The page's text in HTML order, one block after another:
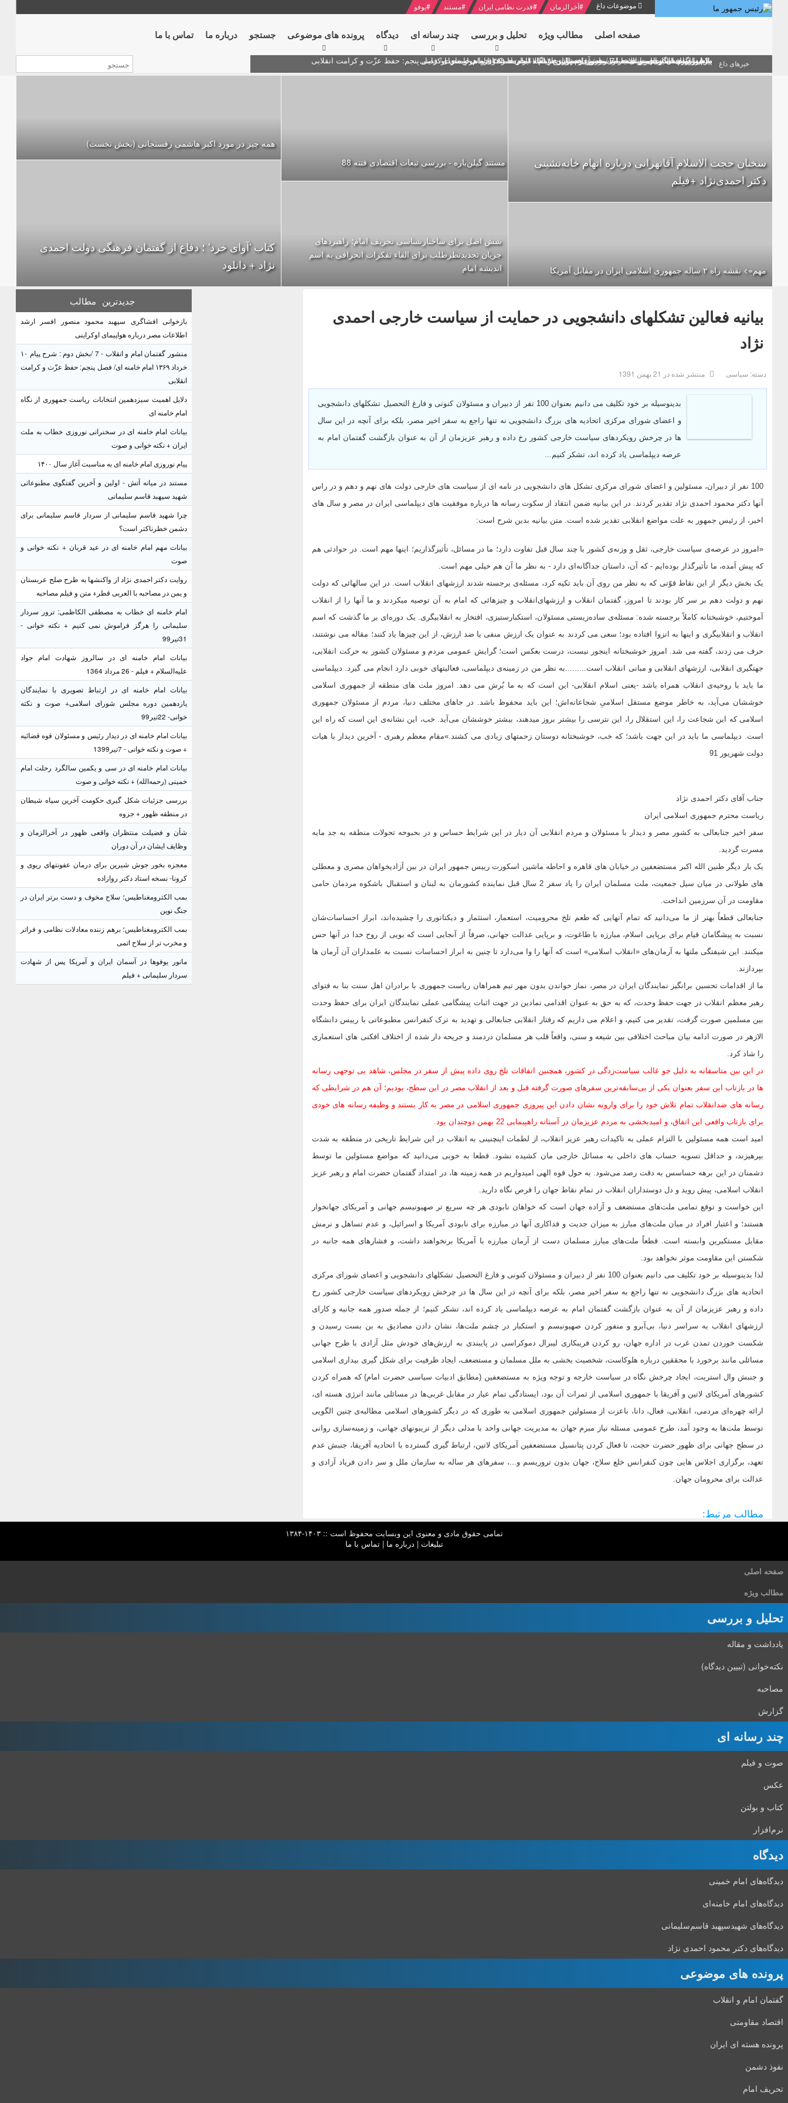
موضوعات داغ #آخرالزمان #قدرت نظامی ایران #مستند #یوفو
صفحه اصلی مطالب ویژه تحلیل و بررسی چند رسانه ای دیدگاه‌ پرونده های موضوعی جستجو درباره ما تماس با ما
خبرهای داغ منشور گفتمان امام و انقلاب - 7 /بخش دوم : شرح پیام ۱۰ خرداد ۱۳۶۹ امام خامنه ای/ فصل پنجم: حفظ عزّت و کرامت انقلابی
بازخوانی افشاگری سپهبد محمود منصور افسر ارشد اطلاعات مصر درباره هواپیمای اوکراینی
دلایل اهمیت سیزدهمین انتخابات ریاست جمهوری از نگاه امام خامنه ای
بیانات امام خامنه ای در سخنرانی نوروزی خطاب به ملت ایران + نکته خوانی و صوت
پیام نوروزی امام خامنه ای به مناسبت آغاز سال ۱۴۰۰
سخنان حجت الاسلام آقاتهرانی درباره اتهام خانه‌نشینی
دکتر احمدی‌نژاد +فیلم
مهم=> نقشه راه ۲ ساله جمهوری اسلامی ایران در مقابل آمریکا
مستند گیلن‌باره - بررسی تبعات اقتصادی فتنه 88
شش اصل برای ساختارشناسی تحريف امام؛ راهبردهای
جریان تجدیدنظرطلب برای القاء تفکرات انحرافی به اسم
اندیشه امام
همه چیز در مورد اکبر هاشمی رفسنجانی (بخش نخست)
کتاب 'آوای خرد' ؛ دفاع از گفتمان فرهنگی دولت احمدی
نژاد + دانلود
بیانیه فعالین تشکلهای دانشجویی در حمایت از سیاست خارجی احمدی
نژاد
دسته: سیاسی منتشر شده در 21 بهمن 1391
بدینوسیله بر خود تکلیف می دانیم بعنوان 100 نفر از دبیران و مسئولان کنونی و فارغ التحصیل تشکلهای دانشجویی
و اعضای شورای مرکزی اتحادیه های بزرگ دانشجویی نه تنها راجع به سفر اخیر مصر، بلکه برای آنچه در این سال
ها در چرخش رویکردهای سیاست خارجی کشور رخ داده و رهبر عزیزمان از آن به عنوان بازگشت گفتمان امام به
عرصه دیپلماسی یاد کرده اند، تشکر کنیم...
100 نفر از دبیران، مسئولین و اعضای شورای مرکزی تشکل های دانشجویی در نامه ای از سیاست های خارجی دولت های نهم و دهم و در راس
آنها دکتر محمود احمدی نژاد تقدیر کردند. در این بیانیه ضمن انتقاد از سکوت رسانه ها درباره موفقیت های دیپلماسی ایران در مصر و سال های
اخیر، از رئیس جمهور به علت مواضع انقلابی تقدیر شده است. متن بیانیه بدین شرح است:
«امروز در عرصه‌‌ى سیاست خارجى، ثقل و وزنه‌‌ى کشور با چند سال قبل تفاوت دارد؛ ما در مسائل، تأثیرگذاریم؛ اینها مهم است. در حوادثى هم
که پیش آمده، ما تأثیرگذار بوده‌‌ایم - که آن، داستان جداگانه‌‌اى دارد - به نظر ما آن هم خیلى مهم است.
یک بخش دیگر از این نقاط قوّتى که به نظر من روى آن باید تکیه کرد، مسئله‌‌ى برجسته شدند ارزشهاى انقلاب است. در این سالهائى که دولت
نهم و دولت دهم بر سر کار بودند تا امروز، گفتمان انقلاب و ارزشهاى‌‌انقلاب و چیزهائى که امام به آن توصیه میکردند و ما آنها را از انقلاب
آموختیم، خوشبختانه کاملاً برجسته شده: مسئله‌‌ى ساده‌‌زیستى مسئولان، استکبارستیزى، افتخار به انقلابیگرى. یک دوره‌‌اى بر ما گذشت که اسم
انقلاب و انقلابیگرى و اینها به انزوا افتاده بود؛ سعى می کردند به عنوان یک ارزش منفى یا ضد ارزش، از این چیزها یاد کنند؛ مقاله می نوشتند،
حرف می زدند، گفته می شد. امروز خوشبختانه اینجور نیست، درست بعکس است؛ گرایش عمومى مردم و مسئولان کشور به حرکت انقلابى،
جهتگیرى انقلابى، ارزشهاى انقلابى و مبانى انقلاب است.........به نظر من در زمینه‌‌ى دیپلماسى، فعالیتهاى خوبى دارد انجام می گیرد. دیپلماسى
ما باید با روحیه‌‌ى انقلاب همراه باشد -یعنى اسلام انقلابى- این است که به ما بُرش می دهد. امروز ملت هاى منطقه از جمهورى اسلامى
خوششان مى‌‌آید، به خاطر موضع مستقل اسلامىِ شجاعانه‌‌اش؛ این باید محفوظ باشد. در جاهاى مختلف دنیا، مردم از مسئولان جمهورى
اسلامى که این شجاعت را، این استقلال را، این نترسى را بیشتر بروز میدهند، بیشتر خوششان مى‌‌آید. خب، این نشانه‌‌ى این است که راه این
است. دیپلماسى ما باید در این جهت باشد؛ که خب، خوشبختانه دوستان زحمتهاى زیادى می کشند.»مقام معظم رهبری - آخرین دیدار با هیات
دولت شهریور 91
جناب آقای دکتر احمدی نژاد
ریاست محترم جمهوری اسلامی ایران
سفر اخیر جنابعالی به کشور مصر و دیدار با مسئولان و مردم انقلابی آن دیار در این شرایط حساس و در بحبوحه تحولات منطقه به جد مایه
مسرت گردید.
یک بار دیگر طنین الله اکبر مستضعفین در خیابان های قاهره و احاطه ماشین اسکورت رییس جمهور ایران در بین آزادیخواهان مصری و معطلی
های طولانی در میان سیل جمعیت، ملت مسلمان ایران را یاد سفر 2 سال قبل نماینده کشورمان به لبنان و استقبال باشکوه مردمان حامی
مقاومت در آن سرزمین انداخت.
جنابعالی قطعاً بهتر از ما می‌دانید که تمام آنهایی که طعم تلخ محرومیت، استعمار، استثمار و دیکتاتوری را چشیده‌اند، ابراز احساسات‌شان
نسبت به پیشگامان قیام برای برپایی اسلام، مبارزه با طاغوت، و برپایی عدالت جهانی، صرفاً از آنجایی است که بویی از روح خدا در آنها حس
میکنند. این شیفتگی ملتها به آرمان‌های «انقلاب اسلامی» است که آنها را وا می‌دارد تا چنین به ابراز احساسات نسبت به علمداران آن آرمان ها
بپردازند.
ما از اقدامات تحسین برانگیز نمایندگان ایران در مصر، نماز خواندن بدون مهر تیم همراهان ریاست جمهوری با برادران اهل سنت بنا به فتوای
رهبر معظم انقلاب در جهت حفظ وحدت، که به حق به عنوان اقدامی نمادین در جهت اثبات پیشگامی عملی نمایندگان ایران برای حفظ وحدت
بین مسلمین صورت گرفت، تقدیر می کنیم، و اعلام می داریم که رفتار انقلابی جنابعالی و تهدید به ترک کنفرانس مطبوعاتی با رییس دانشگاه
الازهر در صورت ادامه بیان مباحث اختلافی بین شیعه و سنی، واقعاً قلب هر مسلمان دردمند و جریحه دار شده از اختلاف افکنی های استعماری
را شاد کرد.
در این بین متاسفانه به دلیل جو غالب سیاست‌زدگی در کشور، همچنین اتفاقات تلخ روی داده پیش از سفر در مجلس، شاهد بی توجهی رسانه‌
ها در بازتاب این سفر بعنوان یکی از بی‌سابقه‌ترین سفرهای صورت گرفته قبل و بعد از انقلاب مصر در این سطح، بودیم؛ آن هم در شرایطی که
رسانه های ضدانقلاب تمام تلاش خود را برای وارونه نشان دادن این پیروزی جمهوری اسلامی در مصر به کار بستند و وظیفه رسانه های خودی
برای بازتاب واقعی این اتفاق، و امیدبخشی به مردم عزیزمان در آستانه راهپیمایی 22 بهمن دوچندان بود.
امید است همه مسئولین با التزام عملی به تاکیدات رهبر عزیز انقلاب، از لطمات اینچنینی به انقلاب در این شرایط تاریخی در منطقه به شدت
بپرهیزند، و حداقل تسویه حساب های داخلی به مسائل خارجی مان کشیده نشود. قطعا به خوبی می‌دانید که مواضع مسئولین ما توسط
دشمنان در این برهه حساسس به دقت رصد می‌شود. به حول قوه الهی امیدواریم در همه زمینه ها، در امتداد گفتمان حضرت امام و رهبر عزیز
انقلاب اسلامی، پیش روید و دل دوستداران انقلاب در تمام نقاط جهان را قرص نگاه دارید.
این خواست و توقع تمامی‌ ملت‌های مستضعف و آزاده جهان است که خواهان نابودی هر چه سریع تر صهیونیسم جهانی و آمریکای جهانخوار
هستند؛ و اعتبار افراد در میان ملت‌های مبارز به میزان جدیت و فداکاری آنها در مبارزه برای نابودی آمریکا و اسرائیل، و عدم تساهل و نرمش
مقابل مستکبرین وابسته است. قطعاً ملت‌های مبارز مسلمان دست از آرمان مبارزه با آمریکا برنخواهند داشت، و فشارهای همه جانبه در
شکستن این مقاومت موثر نخواهد بود.
لذا بدینوسیله بر خود تکلیف می دانیم بعنوان 100 نفر از دبیران و مسئولان کنونی و فارغ التحصیل تشکلهای دانشجویی و اعضای شورای مرکزی
اتحادیه های بزرگ دانشجویی نه تنها راجع به سفر اخیر مصر، بلکه برای آنچه در این سال ها در چرخش رویکردهای سیاست خارجی کشور رخ
داده و رهبر عزیزمان از آن به عنوان بازگشت گفتمان امام به عرصه دیپلماسی یاد کرده اند، تشکر کنیم؛ از جمله صدور همه جانبه و کارای
ارزشهای انقلاب به سراسر دنیا، بی‌آبرو و منفور کردن صهیونیسم و استکبار در چشم ملت‌ها، نشان دادن مصادیق به بن بست رسیدن و
شکست خوردن تمدن غرب در اداره جهان، رو کردن فریبکاری لیبرال دموکراسی در پایبندی به ارزش‌های خودش مثل آزادی با طرح جهانی
مسائلی مانند برخورد با محققین درباره هلوکاست، شخصیت بخشی به ملل مسلمان و مستضعف، ایجاد ظرفیت برای شکل گیری بیداری اسلامی
و جنبش وال استریت، ایجاد چرخش نگاه در سیاست خارجه و توجه ویژه به مستضعفین (مطابق ادبیات سیاسی حضرت امام) که همراه کردن
کشورهای آمریکای لاتین و آفریقا با جمهوری اسلامی از ثمرات آن بود، ایستادگی تمام عیار در مقابل غربی‌ها در مسائلی مانند انرژی هسته ای،
ارائه چهره‌ای مردمی، انقلابی، فعال، دانا، باعزت از مسئولین جمهوری اسلامی به طوری که در دیگر کشورهای اسلامی مطالبه‌ی چنین الگویی
توسط ملت‌ها به وجود آمد، طرح عمومی مسئله نیاز مبرم جهان به مدیریت جهانی واحد با مدلی دیگر از تریبونهای جهانی، و زمینه‌سازی روانی
در سطح جهانی برای ظهور حضرت حجت، تا فعال کردن پتانسیل مستضعفین آمریکای لاتین، ارتباط گیری گسترده با اتحادیه آفریقا، جنبش عدم
تعهد، برگزاری اجلاس هایی چون کنفرانس خلع سلاح، جهان بدون تروریسم و...، سفرهای هر ساله به سازمان ملل و سر دادن فریاد آزادی و
عدالت برای محرومان جهان.
مطالب مرتبط:
جدیدترین مطالب
بازخوانی افشاگری سپهبد محمود منصور افسر ارشد
اطلاعات مصر درباره هواپیمای اوکراینی
منشور گفتمان امام و انقلاب - 7 /بخش دوم : شرح پیام ۱۰
خرداد ۱۳۶۹ امام خامنه ای/ فصل پنجم: حفظ عزّت و کرامت
انقلابی
دلایل اهمیت سیزدهمین انتخابات ریاست جمهوری از نگاه
امام خامنه ای
بیانات امام خامنه ای در سخنرانی نوروزی خطاب به ملت
ایران + نکته خوانی و صوت
پیام نوروزی امام خامنه ای به مناسبت آغاز سال ۱۴۰۰
مستند در میانه آتش - اولین و آخرین گفتگوی مطبوعاتی
شهید سپهبد قاسم سلیمانی
چرا شهید قاسم سلیمانی از سردار قاسم سلیمانی برای
دشمن خطرناکتر است؟
بیانات مهم امام خامنه ای در عید قربان + نکته خوانی و
صوت
روایت دکتر احمدی نژاد از واکنشها به طرح صلح عربستان
و یمن در مصاحبه با العربی قطر+ متن و فیلم مصاحبه
امام خامنه ای خطاب به مصطفی الکاظمی: ترور سردار
سلیمانی را هرگز فراموش نمی کنیم + نکته خوانی -
31تیر99
بیانات امام خامنه ای در سالروز شهادت امام جواد
علیه‌السلام + فیلم - 26 مرداد 1364
بیانات امام خامنه ای در ارتباط تصویری با نمایندگان
یازدهمین دوره مجلس شورای اسلامی+ صوت و نکته
خوانی- 22تیر99
بیانات امام خامنه ای در دیدار رئیس و مسئولان قوه قضائیه
+ صوت و نکته خوانی - 7تیر1399
بیانات امام خامنه ای در سی و یکمین سالگرد رحلت امام
خمینی (رحمه‌الله) + نکته خوانی و صوت
بررسی جزئیات شکل گیری حکومت آخرین سپاه شیطان
در منطقه ظهور + جزوه
شأن و فضیلت منتظران واقعی ظهور در آخرالزمان و
وظایف ایشان در آن دوران
معجزه بخور جوش شیرین برای درمان عفونتهای ریوی و
کرونا- نسخه استاد دکتر روازاده
بمب الکترومغناطیس؛ سلاح مخوف و دست برتر ایران در
جنگ نوین
بمب الکترومغناطیس؛ برهم زننده معادلات نظامی و فراتر
و مخرب تر از سلاح اتمی
مانور یوفوها در آسمان ایران و آمریکا پس از شهادت
سردار سلیمانی + فیلم
تمامی حقوق مادی و معنوی این وبسایت محفوظ است :: ۱۴۰۳-۱۳۸۴
تبلیغات | درباره ما |تماس با ما
صفحه اصلی
مطالب ویژه
تحلیل و بررسی
یادداشت و مقاله
نکته‌خوانی (تبیین دیدگاه)
مصاحبه
گزارش
چند رسانه ای
صوت و فیلم
عکس
کتاب و بولتن
نرم‌افزار
دیدگاه‌
دیدگاه‌های امام خمینی
دیدگاه‌های امام خامنه‌ای
دیدگاه‌های شهید‌سپهبد قاسم‌سلیمانی
دیدگاه‌های دکتر محمود احمدی نژاد
پرونده های موضوعی
گفتمان امام و انقلاب
اقتصاد مقاومتی
پرونده هسته ای ایران
نفوذ دشمن
تحریف امام